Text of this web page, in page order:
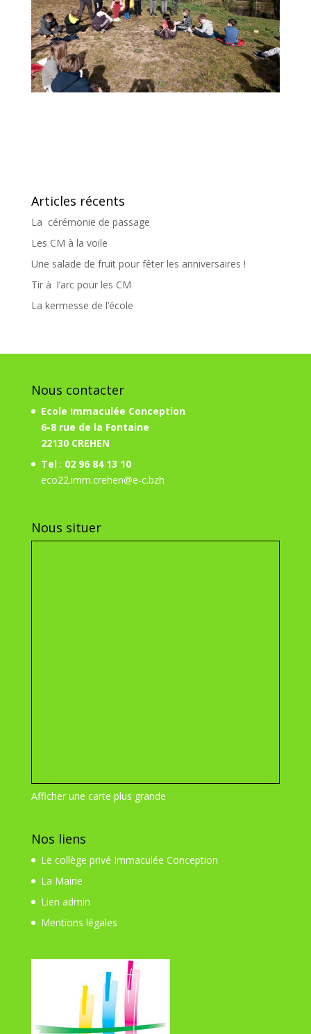
Articles récents
La cérémonie de passage
Les CM à la voile
Une salade de fruit pour fêter les anniversaires !
Tir à l’arc pour les CM
La kermesse de l’école
Nous contacter
Ecole Immaculée Conception
6-8 rue de la Fontaine
22130 CREHEN
Tel: 02 96 84 13 10
eco22.imm.crehen@e-c.bzh
Nous situer
Afficher une carte plus grande
Nos liens
Le collège privé Immaculée Conception
La Mairie
Lien admin
Mentions légales